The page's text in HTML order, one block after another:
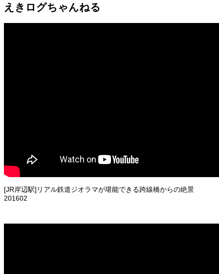
えきログちゃんねる
[JR岸辺駅]リアル鉄道ジオラマが堪能できる跨線橋からの絶景
201602